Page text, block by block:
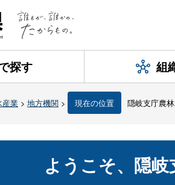
探す 組
産業 > 地方機関 > 現在の位置 隠岐支庁農
ようこそ、隠岐